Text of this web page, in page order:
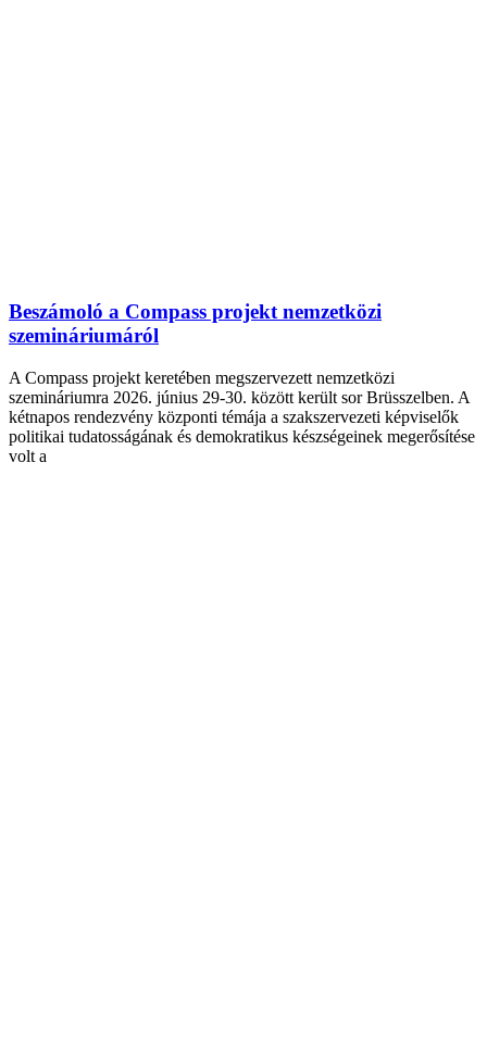
Beszámoló a Compass projekt nemzetközi
szemináriumáról
A Compass projekt keretében megszervezett nemzetközi
szemináriumra 2026. június 29-30. között került sor Brüsszelben. A
kétnapos rendezvény központi témája a szakszervezeti képviselők
politikai tudatosságának és demokratikus készségeinek megerősítése
volt a